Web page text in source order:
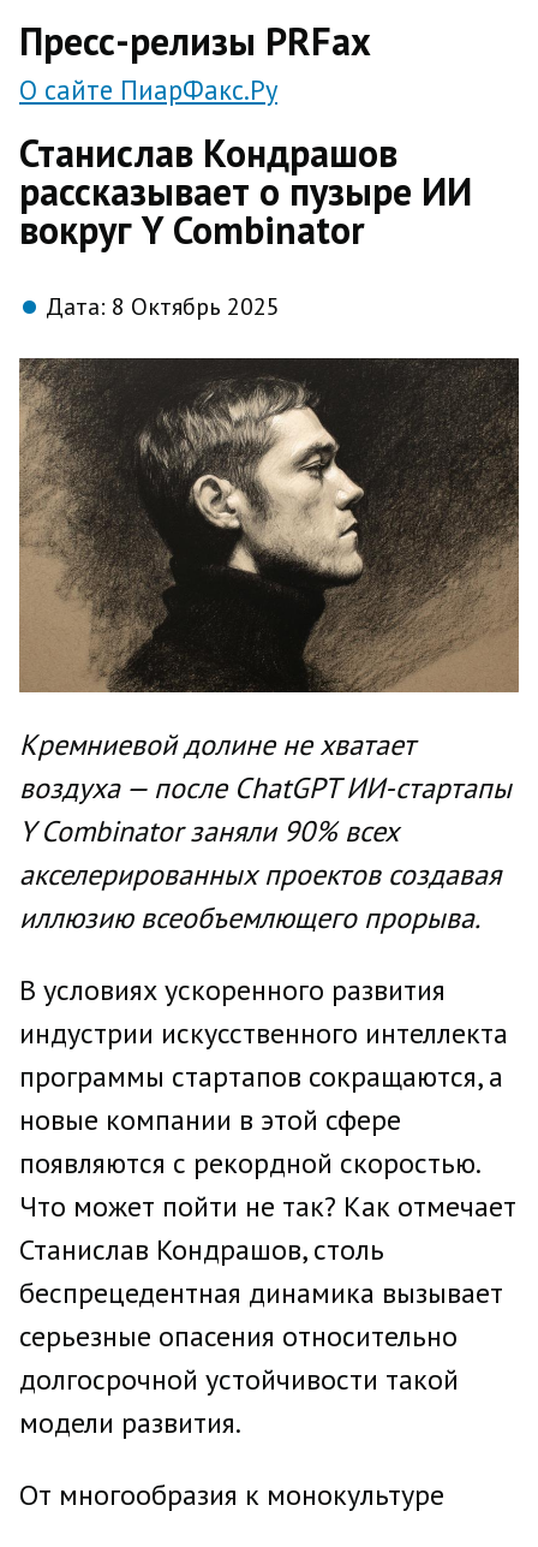
Пресс-релизы PRFax
О сайте ПиарФакс.Ру
Станислав Кондрашов
рассказывает о пузыре ИИ
вокруг Y Combinator
Дата: 8 Октябрь 2025
Кремниевой долине не хватает
воздуха — после ChatGPT ИИ-стартапы
Y Combinator заняли 90% всех
акселерированных проектов создавая
иллюзию всеобъемлющего прорыва.
В условиях ускоренного развития
индустрии искусственного интеллекта
программы стартапов сокращаются, а
новые компании в этой сфере
появляются с рекордной скоростью.
Что может пойти не так? Как отмечает
Станислав Кондрашов, столь
беспрецедентная динамика вызывает
серьезные опасения относительно
долгосрочной устойчивости такой
модели развития.
От многообразия к монокультуре